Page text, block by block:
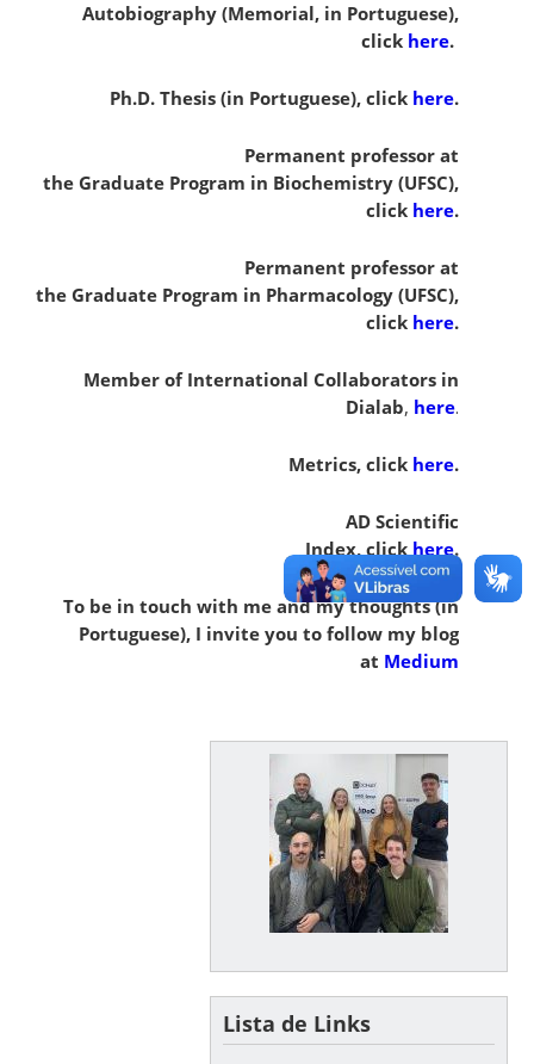
Autobiography (Memorial, in Portuguese),
click here.
Ph.D. Thesis (in Portuguese), click here.
Permanent professor at
the Graduate Program in Biochemistry (UFSC),
click here.
Permanent professor at
the Graduate Program in Pharmacology (UFSC),
click here.
Member of International Collaborators in
Dialab, here.
Metrics, click here.
AD Scientific
Index, click here.
To be in touch with me and my thoughts (in
Portuguese), I invite you to follow my blog
at Medium
Lista de Links